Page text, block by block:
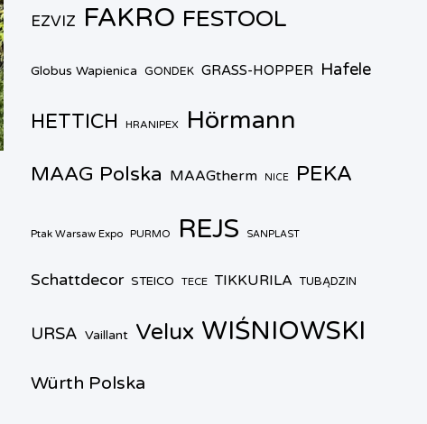
EZVIZ FAKRO FESTOOL
Globus Wapienica GONDEK GRASS-HOPPER Hafele
HETTICH HRANIPEX Hörmann
MAAG Polska MAAGtherm NICE PEKA
Ptak Warsaw Expo PURMO REJS SANPLAST
Schattdecor STEICO TECE TIKKURILA TUBĄDZIN
URSA Vaillant Velux WIŚNIOWSKI
Würth Polska